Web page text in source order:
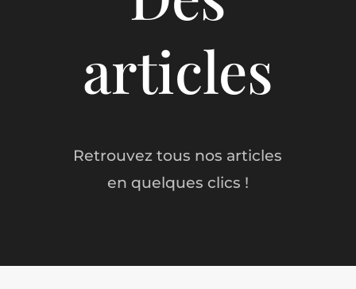
articles
Retrouvez tous nos articles
en quelques clics !